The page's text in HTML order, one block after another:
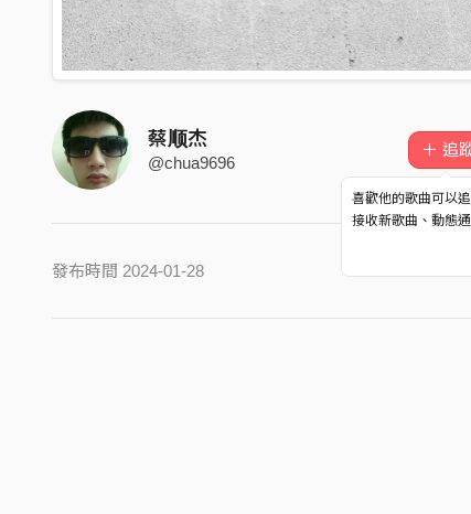
蔡顺杰
@chua9696
＋ 追
喜歡他的歌曲可以
接收新歌曲、動態通
發布時間 2024-01-28